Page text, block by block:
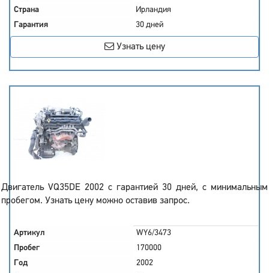
Страна
Ирландия
Гарантия
30 дней
Узнать цену
Двигатель VQ35DE 2002 с гарантией 30 дней, с минимальным
пробегом. Узнать цену можно оставив запрос.
Артикул
WY6/3473
Пробег
170000
Год
2002